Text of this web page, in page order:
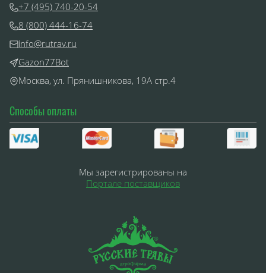
Способы оплаты
Мы зарегистрированы на
Портале поставщиков
+7 (495) 740-20-54
8 (800) 444-16-74
info@rutrav.ru
Gazon77Bot
Москва, ул. Прянишникова, 19А стр.4